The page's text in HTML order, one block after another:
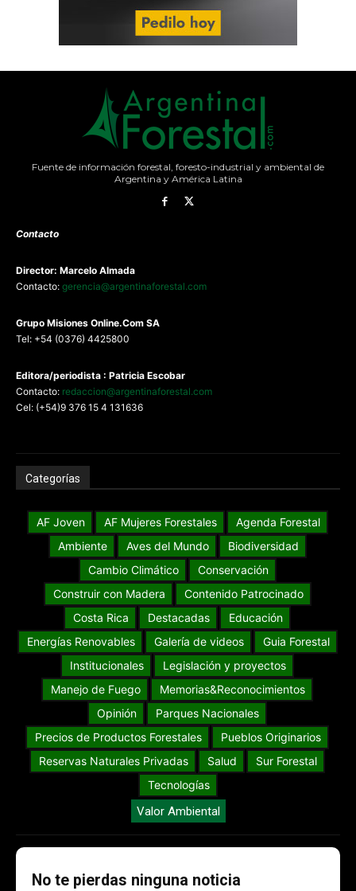
Fuente de información forestal, foresto-industrial y ambiental de
Argentina y América Latina
Contacto
Director: Marcelo Almada
Contacto: gerencia@argentinaforestal.com
Grupo Misiones Online.Com SA
Tel: +54 (0376) 4425800
Editora/periodista : Patricia Escobar
Contacto: redaccion@argentinaforestal.com
Cel: (+54)9 376 15 4 131636
Categorías
AF Joven AF Mujeres Forestales
Agenda Forestal
Ambiente
Aves del Mundo
Biodiversidad
Cambio Climático
Conservación
Construir con Madera
Contenido Patrocinado
Costa Rica
Destacadas
Educación
Energías Renovables
Galería de videos
Guia Forestal
Institucionales
Legislación y proyectos
Manejo de Fuego
Memorias&Reconocimientos
Opinión
Parques Nacionales
Precios de Productos Forestales
Pueblos Originarios
Reservas Naturales Privadas
Salud
Sur Forestal
Tecnologías
Valor Ambiental
No te pierdas ninguna noticia